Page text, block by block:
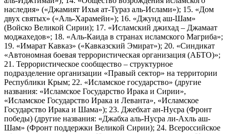
наследия» («Джамият Ихья ат-Тураз аль-Ислами»); 15. «Дом
двух святых» («Аль-Харамейн»); 16. «Джунд аш-Шам»
(Войско Великой Сирии); 17. «Исламский джихад – Джамаат
моджахедов»; 18. «Аль-Каида в странах исламского Магриба»;
19. «Имарат Кавказ» («Кавказский Эмират»); 20. «Синдикат
«Автономная боевая террористическая организация (АБТО)»;
21. Террористическое сообщество – структурное
подразделение организации «Правый сектор» на территории
Республики Крым; 22. «Исламское государство» (другие
названия: «Исламское Государство Ирака и Сирии»,
«Исламское Государство Ирака и Леванта», «Исламское
Государство Ирака и Шама»); 23. Джебхат ан-Нусра (Фронт
победы) (другие названия: «Джабха аль-Нусра ли-Ахль аш-
Шам» (Фронт поддержки Великой Сирии); 24. Всероссийское